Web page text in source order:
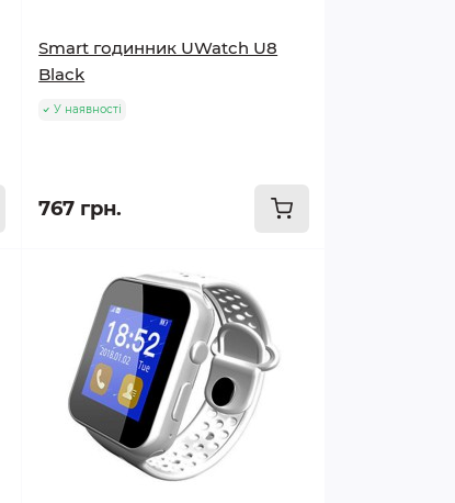
Smart годинник UWatch U8
Black
У наявності
767 грн.